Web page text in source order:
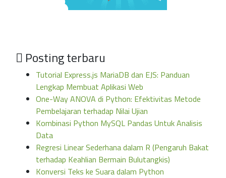
Posting terbaru
Tutorial Express.js MariaDB dan EJS: Panduan
Lengkap Membuat Aplikasi Web
One-Way ANOVA di Python: Efektivitas Metode
Pembelajaran terhadap Nilai Ujian
Kombinasi Python MySQL Pandas Untuk Analisis
Data
Regresi Linear Sederhana dalam R (Pengaruh Bakat
terhadap Keahlian Bermain Bulutangkis)
Konversi Teks ke Suara dalam Python